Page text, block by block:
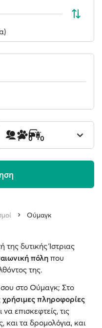
1 0 0
Ούμαγκ
της δυτικής Ίστριας
πόληπου
της.
σου στο Ούμαγκ; Στο
χρήσιμες πληροφορίες
επισκεφτείς, τις
και τα δρομολόγια, και